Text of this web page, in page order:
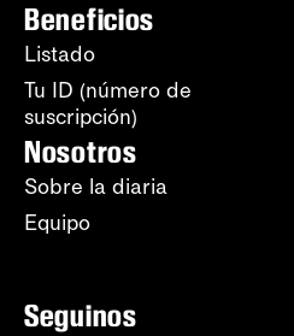
Beneficios
Listado
Tu ID (número de
suscripción)
Nosotros
Sobre la diaria
Equipo
Seguinos